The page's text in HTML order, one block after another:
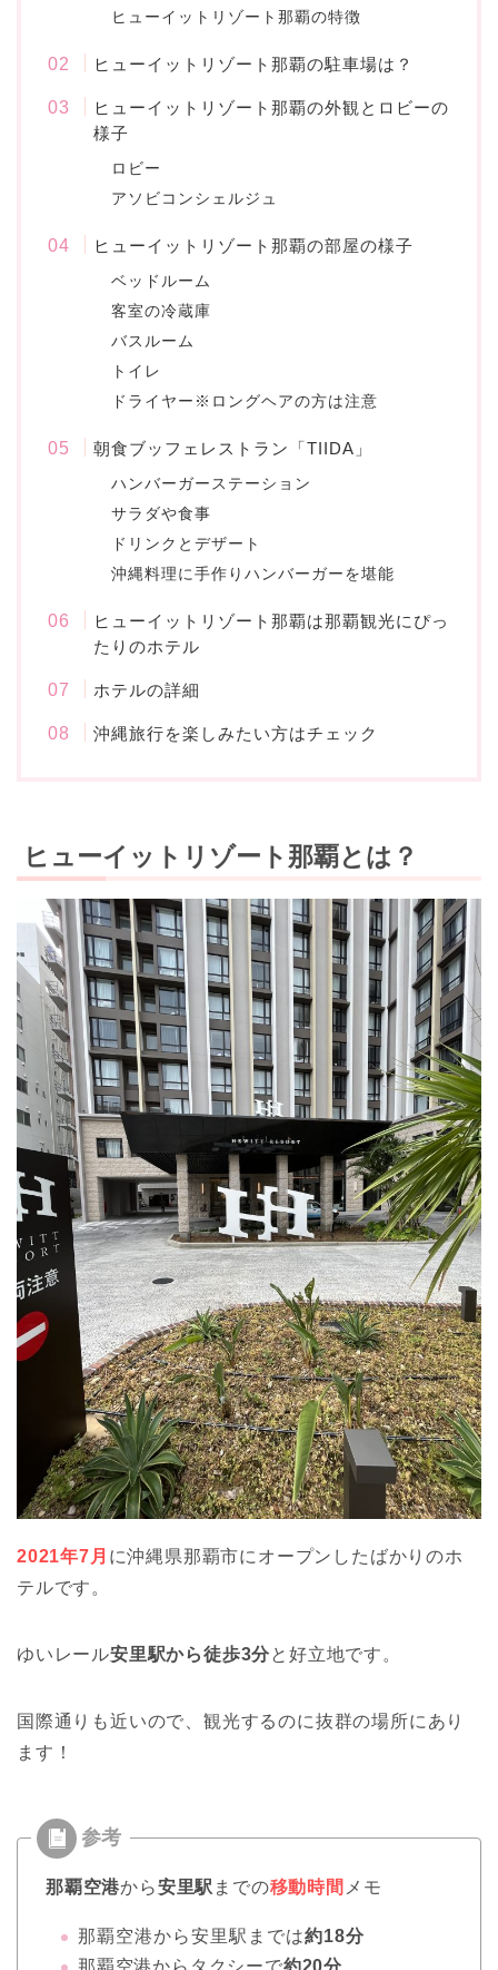
ヒューイットリゾート那覇の特徴
ヒューイットリゾート那覇の駐車場は？
ヒューイットリゾート那覇の外観とロビーの
様子
ロビー
アソビコンシェルジュ
ヒューイットリゾート那覇の部屋の様子
ベッドルーム
客室の冷蔵庫
バスルーム
トイレ
ドライヤー※ロングヘアの方は注意
朝食ブッフェレストラン「TIIDA」
ハンバーガーステーション
サラダや食事
ドリンクとデザート
沖縄料理に手作りハンバーガーを堪能
ヒューイットリゾート那覇は那覇観光にぴっ
たりのホテル
ホテルの詳細
沖縄旅行を楽しみたい方はチェック
ヒューイットリゾート那覇とは？
2021年7月 に沖縄県那覇市にオープンしたばかりのホ
テルです。
ゆいレール安里駅から徒歩3分と好立地です。
国際通りも近いので、観光するのに抜群の場所にあり
ます！
那覇空港から安里駅 までの移動時間 メモ
那覇空港から安里駅までは約18分
那覇空港からタクシーで約20分